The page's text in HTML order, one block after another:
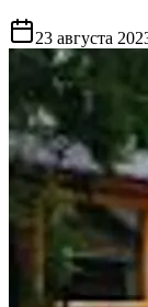
23 августа